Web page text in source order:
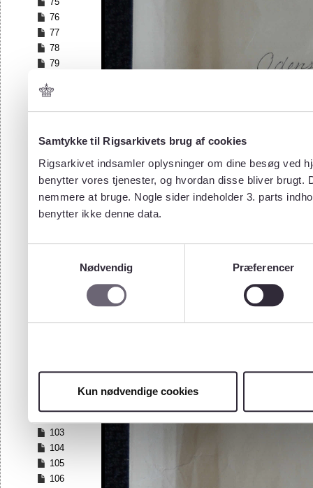
Samtykke til Rigsarkivets brug af cookies
Rigsarkivet indsamler oplysninger om dine besøg ved
benytter vores tjenester, og hvordan disse bliver
nemmere at bruge. Nogle sider indeholder 3. parts
benytter ikke denne data.
Nødvendig
Præferencer
Kun nødvendige cookies
76
77
78
79
81
82
84
86
87
88
89
96
99
103
104
105
106